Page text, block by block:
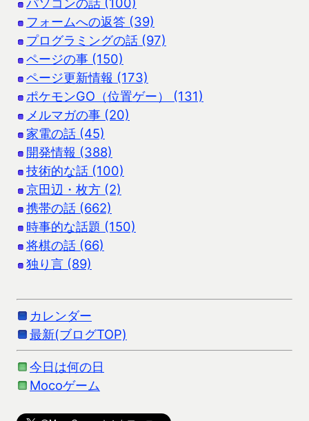
フォームへの返答 (39)
プログラミングの話 (97)
ページの事 (150)
ページ更新情報 (173)
ポケモンGO（位置ゲー） (131)
メルマガの事 (20)
家電の話 (45)
開発情報 (388)
技術的な話 (100)
京田辺・枚方 (2)
携帯の話 (662)
時事的な話題 (150)
将棋の話 (66)
独り言 (89)
カレンダー
最新(ブログTOP)
今日は何の日
Mocoゲーム